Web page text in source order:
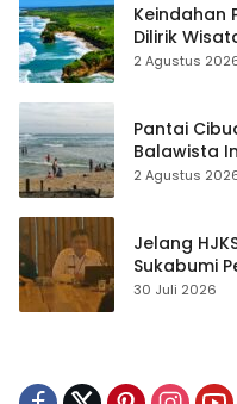
Keindahan
Dilirik
2 Agustus
Pantai
Balawista
Waspada
2 Agustus
Jelang
Sukabumi
Publikasi
30 Juli 2026